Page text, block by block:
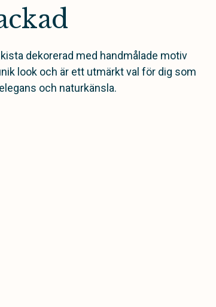
dekorerad med handmålade motiv
look och är ett utmärkt val för dig som
och naturkänsla.